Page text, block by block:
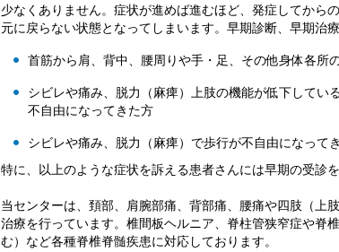
少なくありません。症状が進めば進むほど、発症してから
元に戻らない状態となってしまいます。早期診断、早期治療
⾸筋から肩、背中、腰周りや⼿・⾜、その他⾝体各所
シビレや痛み、脱⼒（⿇痺）上肢の機能が低下して
不⾃由になってきた⽅
シビレや痛み、脱⼒（⿇痺）で歩⾏が不⾃由になって
特に、以上のような症状を訴える患者さんには早期の受診を
当センターは、頚部、肩腕部痛、背部痛、腰痛や四肢（上
治療を⾏っています。椎間板ヘルニア、脊柱管狭窄症や脊
む）など各種脊椎脊髄疾患に対応しております。